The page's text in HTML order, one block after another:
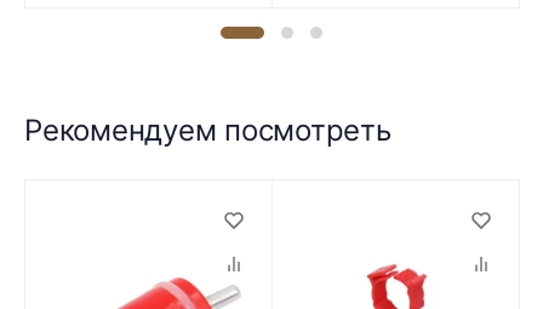
Рекомендуем посмотреть